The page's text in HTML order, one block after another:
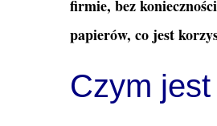
firmie, bez
papierów, co jest
Czym